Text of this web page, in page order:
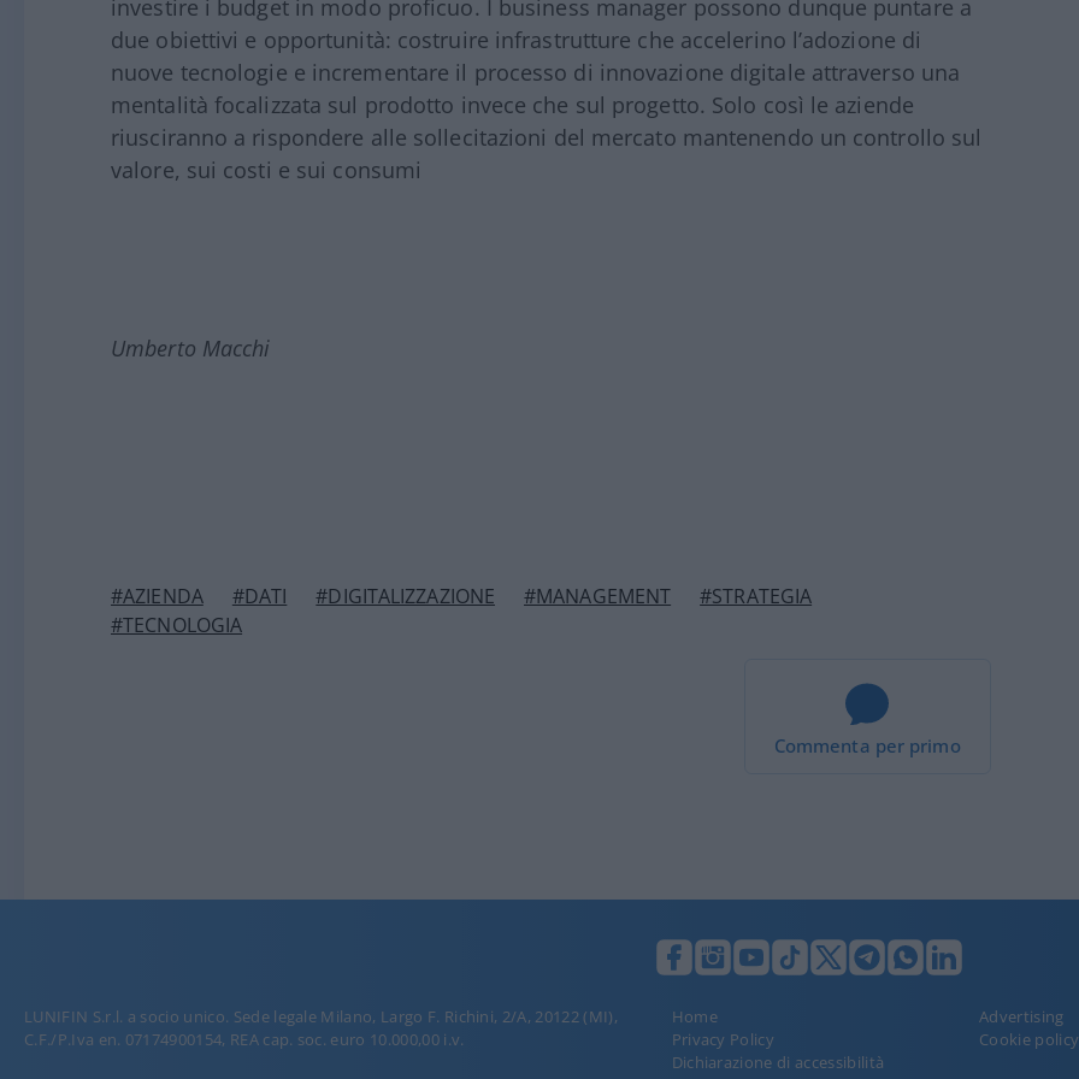
investire i budget in modo proficuo. I business manager possono dunque puntare a
due obiettivi e opportunità: costruire infrastrutture che accelerino l’adozione di
nuove tecnologie e incrementare il processo di innovazione digitale attraverso una
mentalità focalizzata sul prodotto invece che sul progetto. Solo così le aziende
riusciranno a rispondere alle sollecitazioni del mercato mantenendo un controllo sul
valore, sui costi e sui consumi
Umberto Macchi
#AZIENDA #DATI #DIGITALIZZAZIONE #MANAGEMENT
#STRATEGIA
#TECNOLOGIA
Commenta per primo
LUNIFIN S.r.l. a socio unico. Sede legale Milano, Largo F. Richini, 2/A, 20122 (MI),
C.F./P.Iva en. 07174900154, REA cap. soc. euro 10.000,00 i.v.
Home Advertising
Privacy Policy
Cookie policy
Dichiarazione di accessibilità